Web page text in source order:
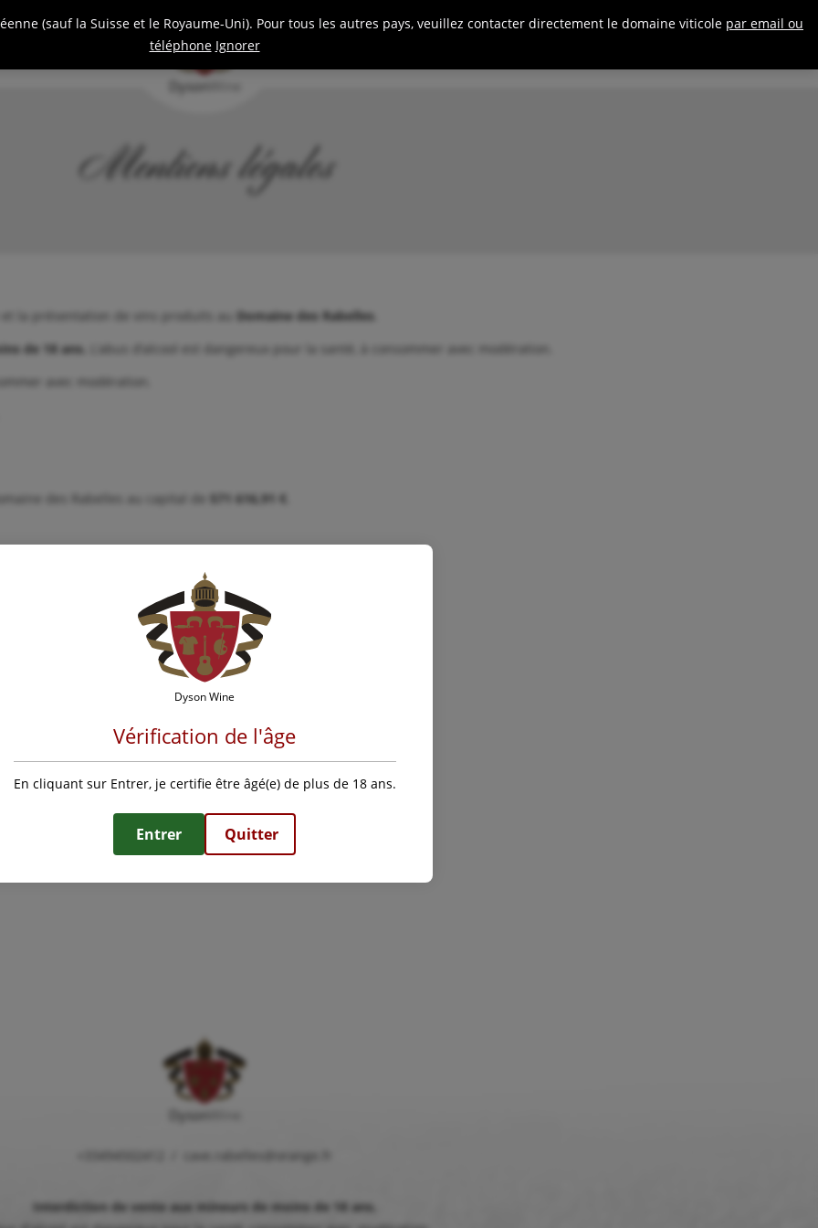
Dyson
Se connecter
Mentions légales
la présentation de vins produits au Domaine des Rabelles
de 18 ans.
L’abus d’alcool est dangereux pour la santé, à consommer avec modération.
avec modération.
des Rabelles au capital de 571 616,91 €
la mise en place et l’activité d’un site internet.
Dyson
cave.rabelles@orange.fr
Interdiction de vente aux mineurs de moins de 18 ans.
Dyson Wine
Vérification de l'âge
En cliquant sur Entrer, je certifie être âgé(e) de plus de 18 ans.
Entrer Quitter
(sauf la Suisse et le Royaume-Uni). Pour tous les autres pays, veuillez contacter directement le domaine viticole par email ou
téléphone Ignorer